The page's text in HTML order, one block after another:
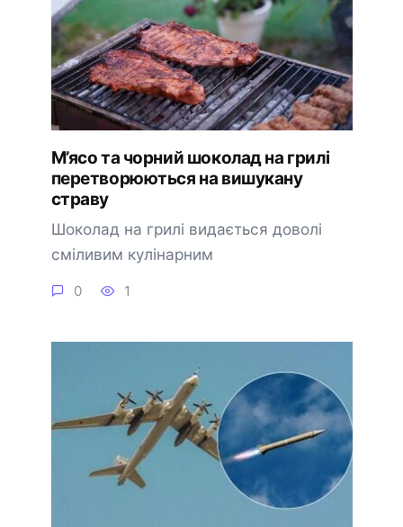
М’ясо та чорний шоколад на грилі
перетворюються на вишукану
страву
Шоколад на грилі видається доволі
сміливим кулінарним
0 1